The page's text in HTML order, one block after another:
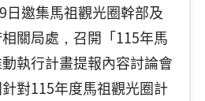
日邀集馬祖觀光圈幹部及
關局處，召開「115年馬
執行計畫提報內容討論會
對115年度馬祖觀光圈計